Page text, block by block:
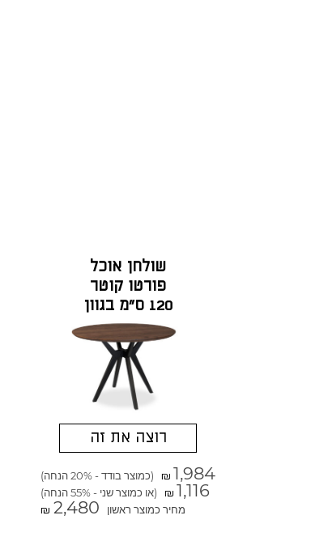
שולחן אוכל
פורטו קוטר
120 ס"מ בגוון
אגוז אמריקאי
רוצה את זה
₪ 1,984 (כמוצר בודד - 20% הנחה)
₪ 1,116
(או כמוצר שני - 55% הנחה)
מחיר כמוצר ראשון
₪ 2,480